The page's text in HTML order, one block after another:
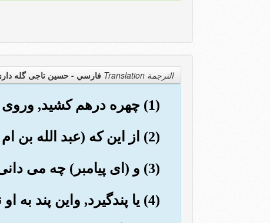
الترجمة Translation فارسي - حسین تاجی گله
(1) چهره درهم کشید, وروی بر گردانید,
(2) از این که (عبد الله بن ام مکتوم) نابینا به نزدش آمد.
(3) و (ای پیامبر) چه می دانی شاید که او پاک می شد.
(4) یا پندگیرد, واین پند به او نفع می داد.